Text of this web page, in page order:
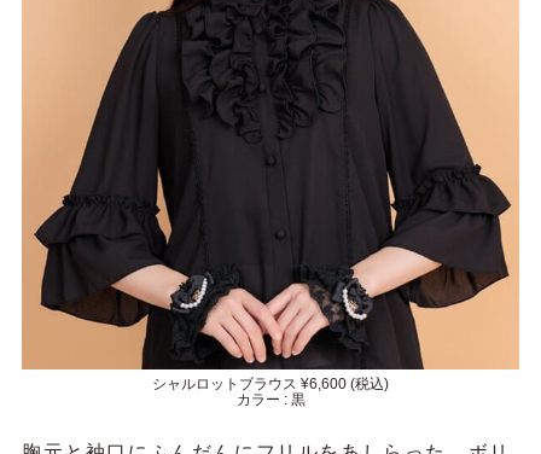
シャルロットブラウス ¥6,600 (税込)
カラー : 黒